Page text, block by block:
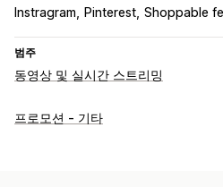
Instragram
Pinterest Shoppable
범주
동영상 및 실시간 스트리밍
동영상 관리
프로모션 - 기타